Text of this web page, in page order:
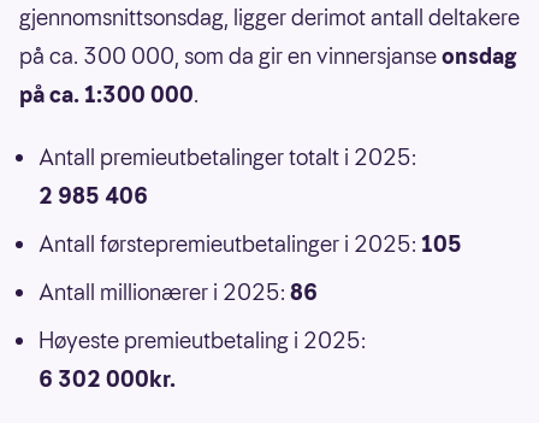
gjennomsnittsonsdag, ligger derimot antall deltakere
på ca. 300 000, som da gir en vinnersjanseonsdag
på ca. 1:300 000.
Antall premieutbetalinger totalt i 2025:
2 985 406
Antall førstepremieutbetalinger i 2025: 105
Antall millionærer i 2025: 86
Høyeste premieutbetaling i 2025:
6 302 000kr.